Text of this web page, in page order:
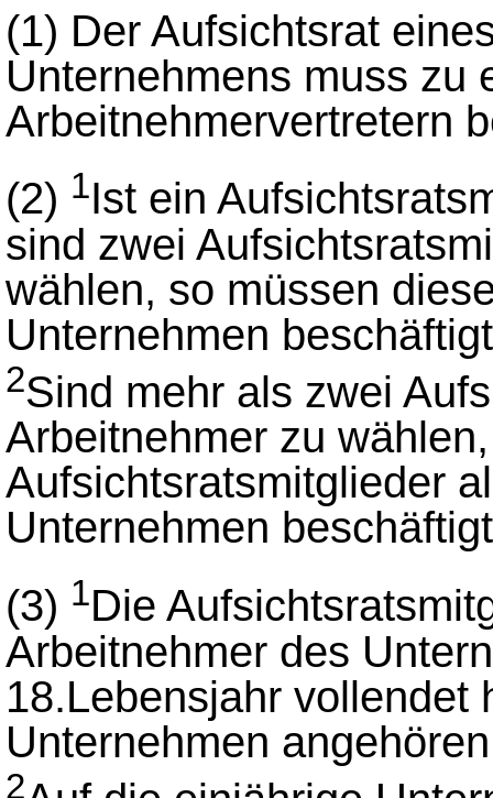
(1) Der Aufsichtsrat
Unternehmens muss zu
Arbeitnehmervertretern
(2) 1Ist ein
sind zwei
wählen, so müssen
Unternehmen
2Sind mehr als zwei
Arbeitnehmer zu
Aufsichtsratsmitglieder
Unternehmen
(3) 1Die
Arbeitnehmer des
18.Lebensjahr vollendet
Unternehmen
2